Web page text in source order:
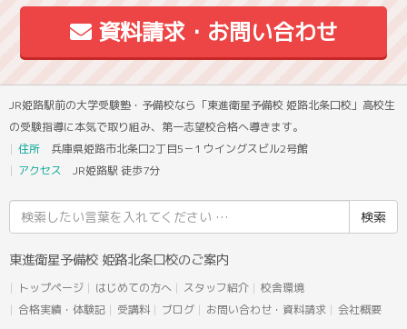
資料請求・お問い合わせ
JR姫路駅前の大学受験塾・予備校なら「東進衛星予備校 姫路北条口校」高校生
の受験指導に本気で取り組み、第一志望校合格へ導きます。
住所 兵庫県姫路市北条口2丁目5－1 ウイングスビル2号館
アクセス JR姫路駅 徒歩7分
索
結
東進衛星予備校 姫路北条口校のご案内
トップページ はじめての方へ スタッフ紹介
校舎環境
合格実績・体験記
受講料 ブログ お問い合わせ・資料請求 会社概要